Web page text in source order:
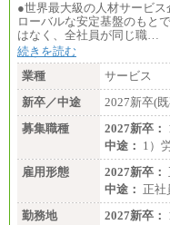
●世界最大級の人材サー
ローバルな安定基盤のもと
はなく、全社員が同じ職…
続きを読む
業種
サービス
新卒／中途
2027新卒(
募集職種
2027新卒：
中途： 1）
雇用形態
2027新卒：
中途： 正社
勤務地
2027新卒：